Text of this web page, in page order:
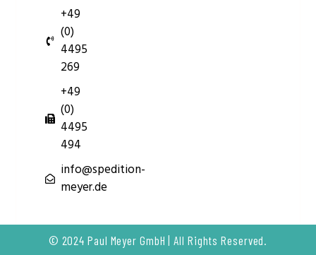
+49
(0)
4495
269
+49
(0)
4495
494
info@spedition-
meyer.de
© 2024 Paul Meyer GmbH | All Rights Reserved.